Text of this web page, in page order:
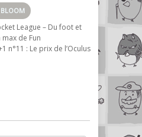
BLOOM
League – Du foot et
de Fun
n°11 : Le prix de l’Oculus